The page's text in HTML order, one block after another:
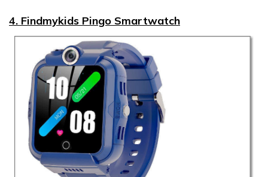
4. Findmykids Pingo Smartwatch